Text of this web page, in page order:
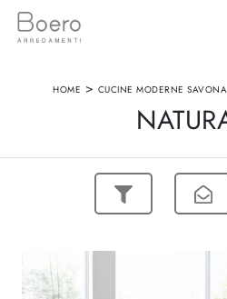
HOME > CUCINE MODERNE SAVONA